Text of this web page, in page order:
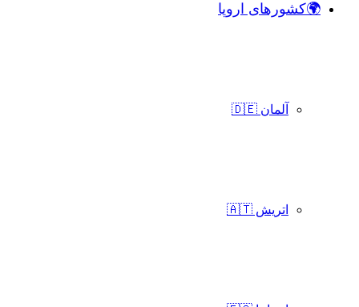
🌍کشورهای اروپا
آلمان 🇩🇪
اتریش 🇦🇹